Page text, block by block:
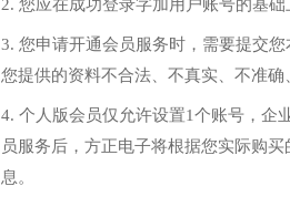
2. 您应在成功登录字加用户账号的基
3. 您申请开通会员服务时，需要提交
您提供的资料不合法、不真实、不准
4. 个人版会员仅允许设置1个账号，企
员服务后，方正电子将根据您实际购
息。